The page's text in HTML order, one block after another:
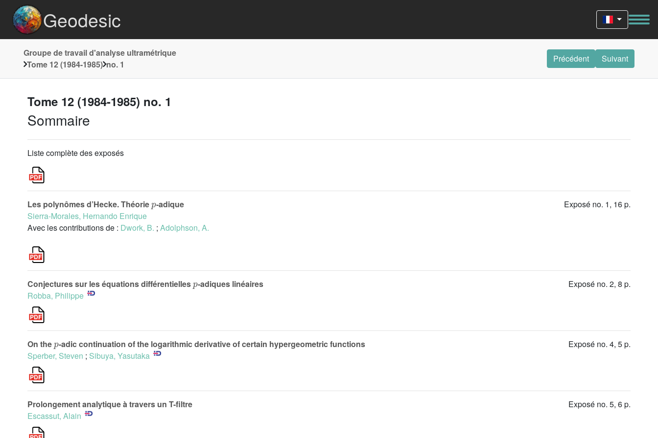
Geodesic
Groupe de travail d'analyse ultramétrique
Tome 12 (1984-1985) no. 1
Précédent Suivant
Tome 12 (1984-1985) no. 1
Sommaire
Liste complète des exposés
Les polynômes d’Hecke. Théorie -adique
Sierra-Morales, Hernando Enrique
Avec les contributions de : Dwork, B. ; Adolphson, A.
Exposé no. 1, 16 p.
Conjectures sur les équations différentielles -adiques linéaires
Robba, Philippe
Exposé no. 2, 8 p.
On the -adic continuation of the logarithmic derivative of certain hypergeometric functions
Sperber, Steven ; Sibuya, Yasutaka
Exposé no. 4, 5 p.
Prolongement analytique à travers un T-filtre
Escassut, Alain
Exposé no. 5, 6 p.